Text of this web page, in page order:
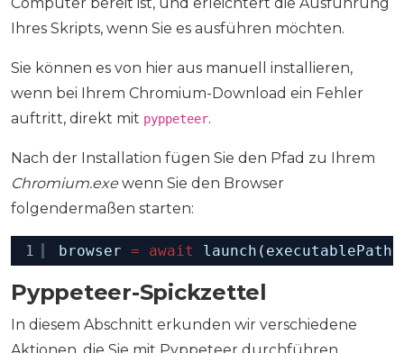
Computer bereit ist, und erleichtert die Ausführung
Ihres Skripts, wenn Sie es ausführen möchten.
Sie können es von hier aus manuell installieren,
wenn bei Ihrem Chromium-Download ein Fehler
auftritt, direkt mit pyppeteer.
Nach der Installation fügen Sie den Pfad zu Ihrem
Chromium.exe wenn Sie den Browser
folgendermaßen starten:
1 browser = await launch(executablePath=
Pyppeteer-Spickzettel
In diesem Abschnitt erkunden wir verschiedene